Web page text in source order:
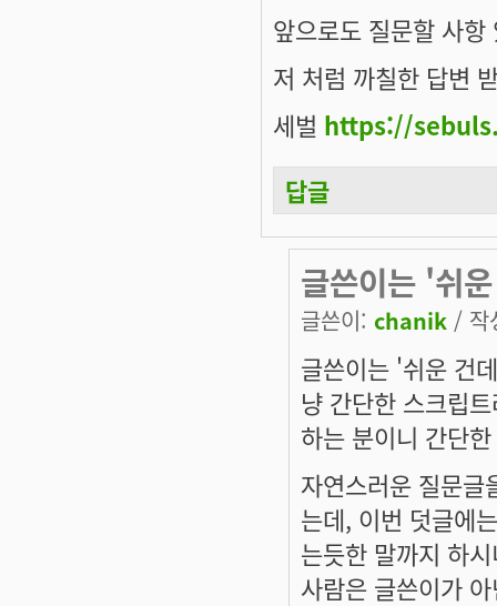
앞으로도 질문할 사
저 처럼 까칠한 답변
세벌 https://
답글
글쓴이는 '쉬
글쓴이: chanik / 작
글쓴이는 '쉬운 건
냥 간단한 스크립
하는 분이니 간단
자연스러운 질문글
는데, 이번 덧글에
는듯한 말까지 하
사람은 글쓴이가